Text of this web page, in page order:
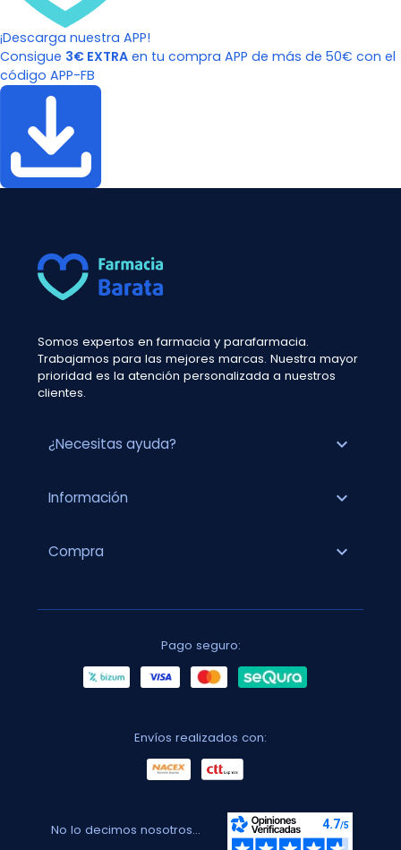
¡Descarga nuestra APP!
Consigue 3€ EXTRA en tu compra APP de más de 50€ con el
código APP-FB
Somos expertos en farmacia y parafarmacia.
Trabajamos para las mejores marcas. Nuestra mayor
prioridad es la atención personalizada a nuestros
clientes.
¿Necesitas ayuda? expand_more
Información expand_more
Compra expand_more
Pago seguro:
Envíos realizados con:
No lo decimos nosotros...